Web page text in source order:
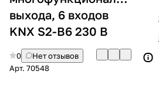
выхода, 6 входов
KNX S2-B6 230 В
0
Нет отзывов
Арт. 70548